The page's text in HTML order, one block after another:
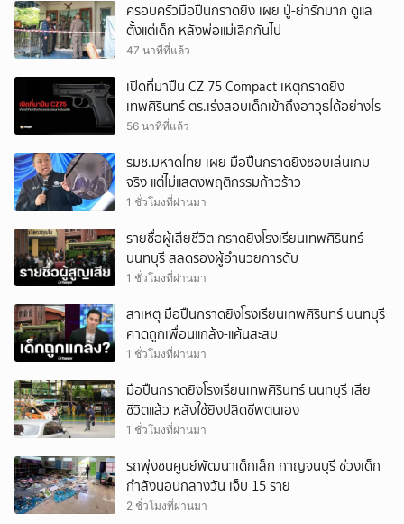
ครอบครัวมือปืนกราดยิง เผย ปู่-ย่ารักมาก ดูแล
ตั้งแต่เด็ก หลังพ่อแม่เลิกกันไป
47 นาทีที่แล้ว
เปิดที่มาปืน CZ 75 Compact เหตุกราดยิง
เทพศิรินทร์ ตร.เร่งสอบเด็กเข้าถึงอาวุธได้อย่างไร
56 นาทีที่แล้ว
รมช.มหาดไทย เผย มือปืนกราดยิงชอบเล่นเกม
จริง แต่ไม่แสดงพฤติกรรมก้าวร้าว
1 ชั่วโมงที่ผ่านมา
รายชื่อผู้เสียชีวิต กราดยิงโรงเรียนเทพศิรินทร์
นนทบุรี สลดรองผู้อำนวยการดับ
1 ชั่วโมงที่ผ่านมา
สาเหตุ มือปืนกราดยิงโรงเรียนเทพศิรินทร์ นนทบุรี
คาดถูกเพื่อนแกล้ง-แค้นสะสม
1 ชั่วโมงที่ผ่านมา
มือปืนกราดยิงโรงเรียนเทพศิรินทร์ นนทบุรี เสีย
ชีวิตแล้ว หลังใช้ยิงปลิดชีพตนเอง
1 ชั่วโมงที่ผ่านมา
รถพุ่งชนศูนย์พัฒนาเด็กเล็ก กาญจนบุรี ช่วงเด็ก
กำลังนอนกลางวัน เจ็บ 15 ราย
2 ชั่วโมงที่ผ่านมา